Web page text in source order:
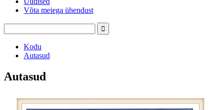
Võta meiega ühendust
Kodu
Autasud
Autasud